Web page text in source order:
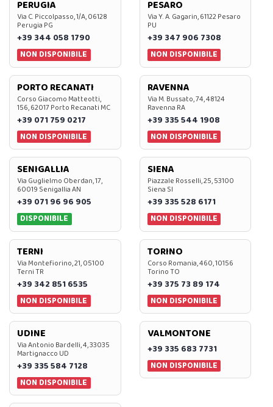
PERUGIA
Via C. Piccolpasso, 1/A, 06128
Perugia PG
+39 344 058 1790
NON DISPONIBILE
PESARO
Via Y. A. Gagarin, 61122 Pesaro
PU
+39 347 906 7308
NON DISPONIBILE
PORTO RECANATI
Corso Giacomo Matteotti,
156, 62017 Porto Recanati MC
+39 071 759 0217
NON DISPONIBILE
RAVENNA
Via M. Bussato, 74, 48124
Ravenna RA
+39 335 544 1908
NON DISPONIBILE
SENIGALLIA
Via Guglielmo Oberdan, 17,
60019 Senigallia AN
+39 071 96 96 905
DISPONIBILE
SIENA
Piazzale Rosselli, 25, 53100
Siena SI
+39 335 528 6171
NON DISPONIBILE
TERNI
Via Montefiorino, 21, 05100
Terni TR
+39 342 851 6535
NON DISPONIBILE
TORINO
Corso Romania, 460, 10156
Torino TO
+39 375 73 89 174
NON DISPONIBILE
UDINE
Via Antonio Bardelli, 4, 33035
Martignacco UD
+39 335 584 7128
NON DISPONIBILE
VALMONTONE
+39 335 683 7731
NON DISPONIBILE